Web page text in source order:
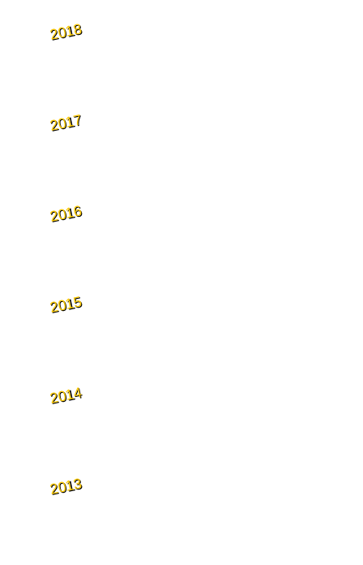
2018
2017
2016
2015
2014
2013